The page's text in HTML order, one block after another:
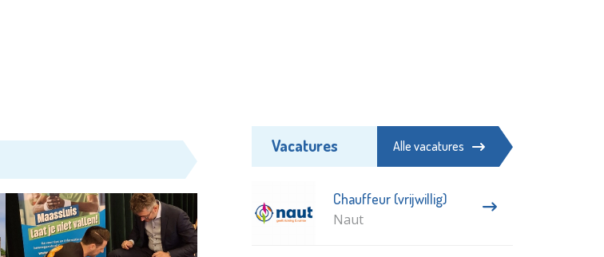
Vacatures Alle vacatures
Chauffeur (vrijwillig)
Naut